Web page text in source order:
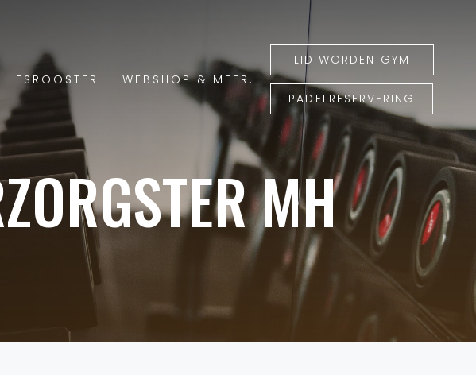
LID WORDEN GYM
PADELRESERVERING
LESROOSTER WEBSHOP & MEER.
MH